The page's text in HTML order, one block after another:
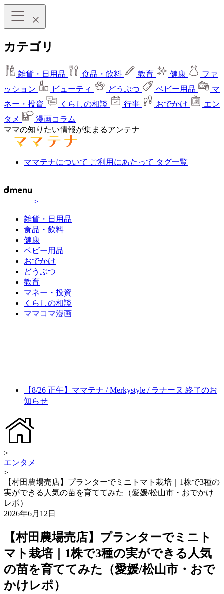
カテゴリ
雑貨・日用品 食品・飲料 教育 健康
ファ
ッション
ビューティ どうぶつ ベビー用品
マ
ネー・投資
くらしの相談 行事 おでかけ
エン
タメ
漫画コラム
ママの知りたい情報が集まるアンテナ
ママテナについて ご利用にあたって タグ一覧
>
雑貨・日用品
食品・飲料
健康
ベビー用品
おでかけ
どうぶつ
教育
マネー・投資
くらしの相談
ママコマ漫画
【8/26 正午】ママテナ / Merkystyle / ラナーヌ 終了のお
知らせ
>
エンタメ
>
【村田農場売店】プランターでミニトマト栽培｜1株で3種の
実ができる人気の苗を育ててみた（愛媛/松山市・おでかけ
レポ）
2026年6月12日
【村田農場売店】プランターでミニト
マト栽培｜1株で3種の実ができる人気
の苗を育ててみた（愛媛/松山市・おで
かけレポ）